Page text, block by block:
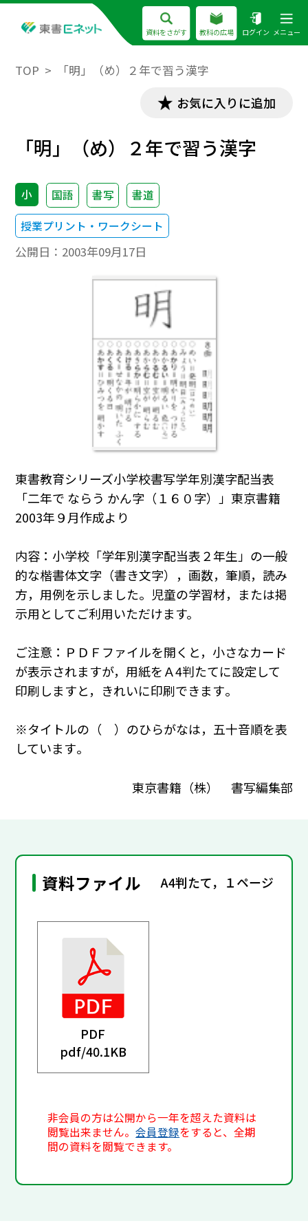
資料をさがす 教科の広場 ログイン メニュー
TOP 「明」（め）２年で習う漢字
お気に入りに追加
「明」（め）２年で習う漢字
小 国語 書写
書道
授業プリント・ワークシート
公開日： 2003年09月17日
東書教育シリーズ小学校書写学年別漢字配当表
「二年で ならう かん字（１６０字）」東京書籍
2003年９月作成より
内容：小学校「学年別漢字配当表２年生」の一般
的な楷書体文字（書き文字），画数，筆順，読み
方，用例を示しました。児童の学習材，または掲
示用としてご利用いただけます。
ご注意：ＰＤＦファイルを開くと，小さなカード
が表示されますが，用紙をＡ4判たてに設定して
印刷しますと，きれいに印刷できます｡
※タイトルの（ ）のひらがなは，五十音順を表
しています｡
東京書籍（株） 書写編集部
資料ファイル A4判たて，１ページ
PDF
pdf/40.1KB
非会員の方は公開から一年を超えた資料は
閲覧出来ません。会員登録をすると、全期
間の資料を閲覧できます。